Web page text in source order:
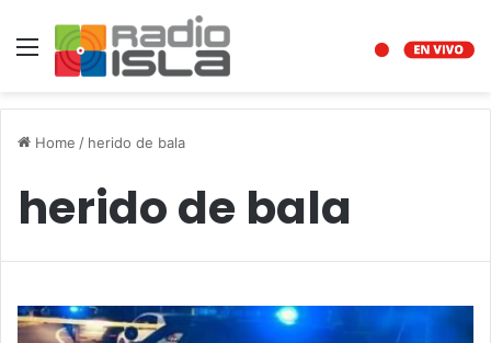
Menu
Home / herido de bala
herido de bala